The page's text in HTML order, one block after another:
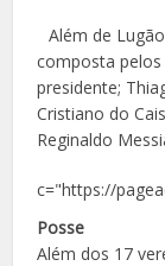
Além de
composta pelos
presidente;
Cristiano do
Reginaldo
c="https://
Posse
Além dos 17